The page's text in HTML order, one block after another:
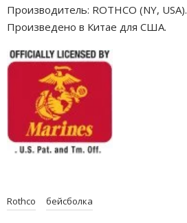
Производитель: ROTHCO (NY, USA).
Произведено в Китае для США.
Rothco бейсболка